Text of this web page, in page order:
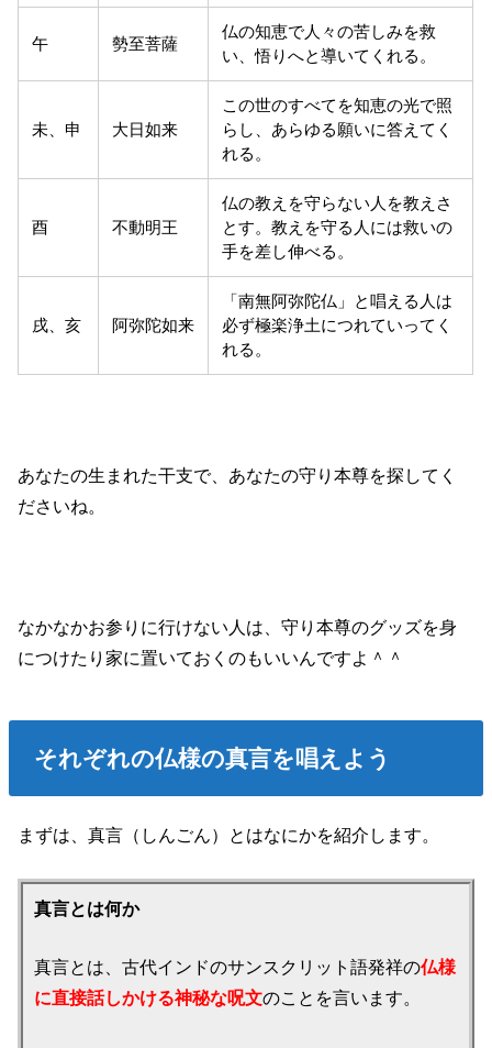
午 勢至菩薩
仏の知恵で人々の苦しみを救
い、悟りへと導いてくれる。
未、申 大日如来
この世のすべてを知恵の光で照
らし、あらゆる願いに答えてく
れる。
酉 不動明王
仏の教えを守らない人を教えさ
とす。教えを守る人には救いの
手を差し伸べる。
戌、亥 阿弥陀如来
「南無阿弥陀仏」と唱える人は
必ず極楽浄土につれていってく
れる。
あなたの生まれた干支で、あなたの守り本尊を探してく
ださいね。
なかなかお参りに行けない人は、守り本尊のグッズを身
につけたり家に置いておくのもいいんですよ＾＾
それぞれの仏様の真言を唱えよう
まずは、真言（しんごん）とはなにかを紹介します。
真言とは何か
真言とは、古代インドのサンスクリット語発祥の仏様
に直接話しかける神秘な呪文のことを言います。